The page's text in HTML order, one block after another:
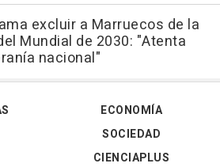
excluir a Marruecos de la
Mundial de 2030: "Atenta
nacional"
ECONOMÍA
SOCIEDAD
CIENCIAPLUS